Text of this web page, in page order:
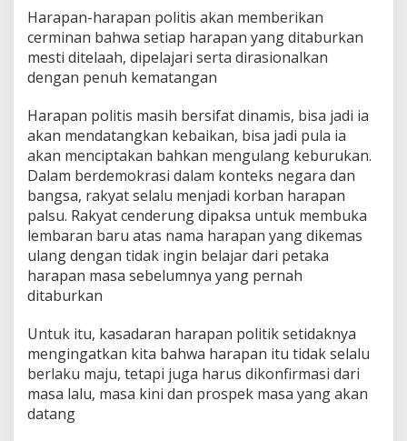
Harapan-harapan politis akan memberikan
cerminan bahwa setiap harapan yang ditaburkan
mesti ditelaah, dipelajari serta dirasionalkan
dengan penuh kematangan
Harapan politis masih bersifat dinamis, bisa jadi ia
akan mendatangkan kebaikan, bisa jadi pula ia
akan menciptakan bahkan mengulang keburukan.
Dalam berdemokrasi dalam konteks negara dan
bangsa, rakyat selalu menjadi korban harapan
palsu. Rakyat cenderung dipaksa untuk membuka
lembaran baru atas nama harapan yang dikemas
ulang dengan tidak ingin belajar dari petaka
harapan masa sebelumnya yang pernah
ditaburkan
Untuk itu, kasadaran harapan politik setidaknya
mengingatkan kita bahwa harapan itu tidak selalu
berlaku maju, tetapi juga harus dikonfirmasi dari
masa lalu, masa kini dan prospek masa yang akan
datang